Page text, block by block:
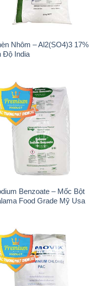
Nhôm – Al2(SO4)3 17%
Độ India
Benzoate – Mốc Bột
Food Grade Mỹ Usa